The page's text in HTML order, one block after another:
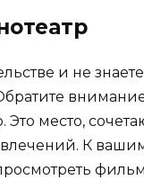
и не
Это место,
К